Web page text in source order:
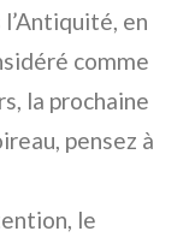
l’Antiquité, en
comme
la prochaine
pensez à
le